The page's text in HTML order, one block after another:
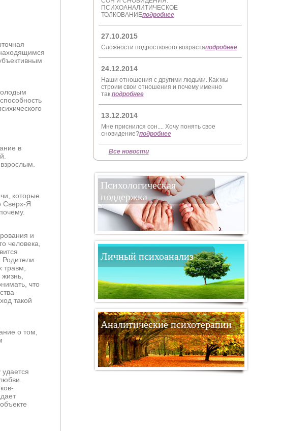
в
которые
Сверх-Я
и
человека,
травм,
что
такой
о том,
ПСИХОАНАЛИТИЧЕСКОЕ
ТОЛКОВАНИЕподробнее
27.10.2015
Сложности подросткового возрастаподробнее
24.12.2014
Наши отношения с другими людьми. Как мы
строим свои отношения и почему именно
так.подробнее
13.12.2014
Мне приснился сон.... Хочу понять свое
сновидение?подробнее
Все новости
Психологическая
поддержка
Личный психоанализ
Аналитические психотерапии